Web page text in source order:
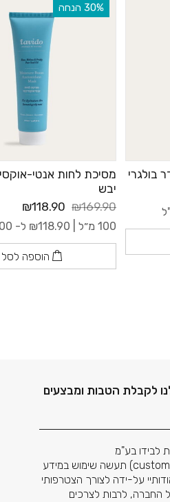
בולגרי
‫30% הנחה
מסיכת לחות אנטי-
יבש
₪169.90
₪118.90
100 מ״ל | ₪118.90 ל- 100 מ"ל
הוספה לסל
לקבלת הטבות ומבצעים
לבידו בע"מ
) תעשה שימוש במידע
על-ידה לצורך הצטרפותי
החברה, לרבות לצרכים